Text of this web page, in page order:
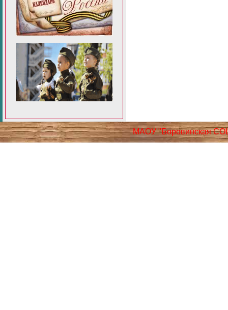
МАОУ "Боровинская